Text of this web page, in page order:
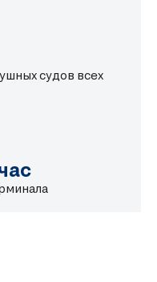
судов всех